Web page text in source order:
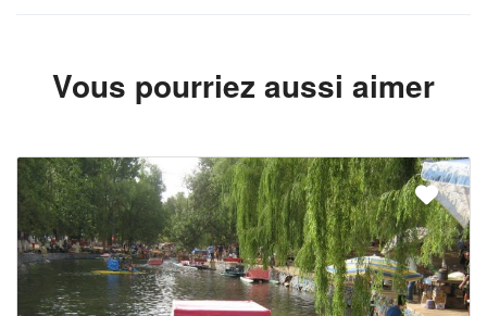
Vous pourriez aussi aimer